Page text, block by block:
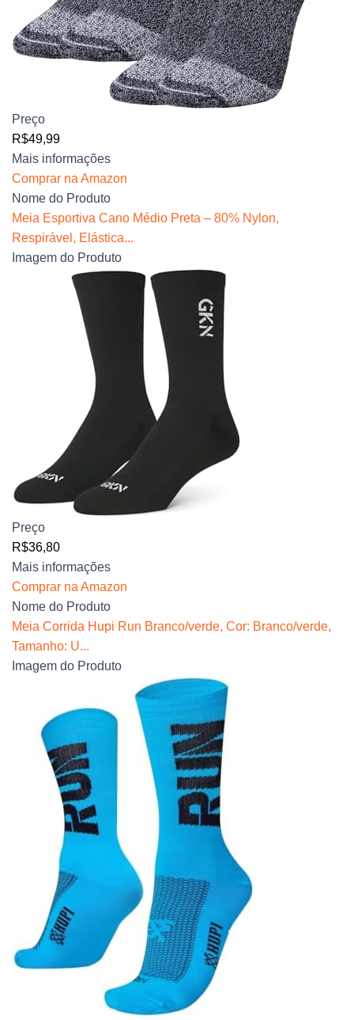
Preço
R$49,99
Mais informações
Comprar na Amazon
Nome do Produto
Meia Esportiva Cano Médio Preta – 80% Nylon,
Respirável, Elástica...
Imagem do Produto
Preço
R$36,80
Mais informações
Comprar na Amazon
Nome do Produto
Meia Corrida Hupi Run Branco/verde, Cor: Branco/verde,
Tamanho: U...
Imagem do Produto